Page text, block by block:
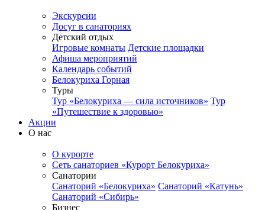
Экскурсии
Досуг в санаториях
Детский отдых
Игровые комнаты Детские площадки
Афиша мероприятий
Календарь событий
Белокуриха Горная
Туры
Тур «Белокуриха — сила источников» Тур
«Путешествие к здоровью»
Акции
О нас
О курорте
Сеть санаториев «Курорт Белокуриха»
Санатории
Санаторий «Белокуриха» Санаторий «Катунь»
Санаторий «Сибирь»
Бизнес